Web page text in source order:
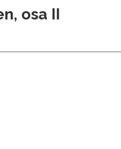
osa II